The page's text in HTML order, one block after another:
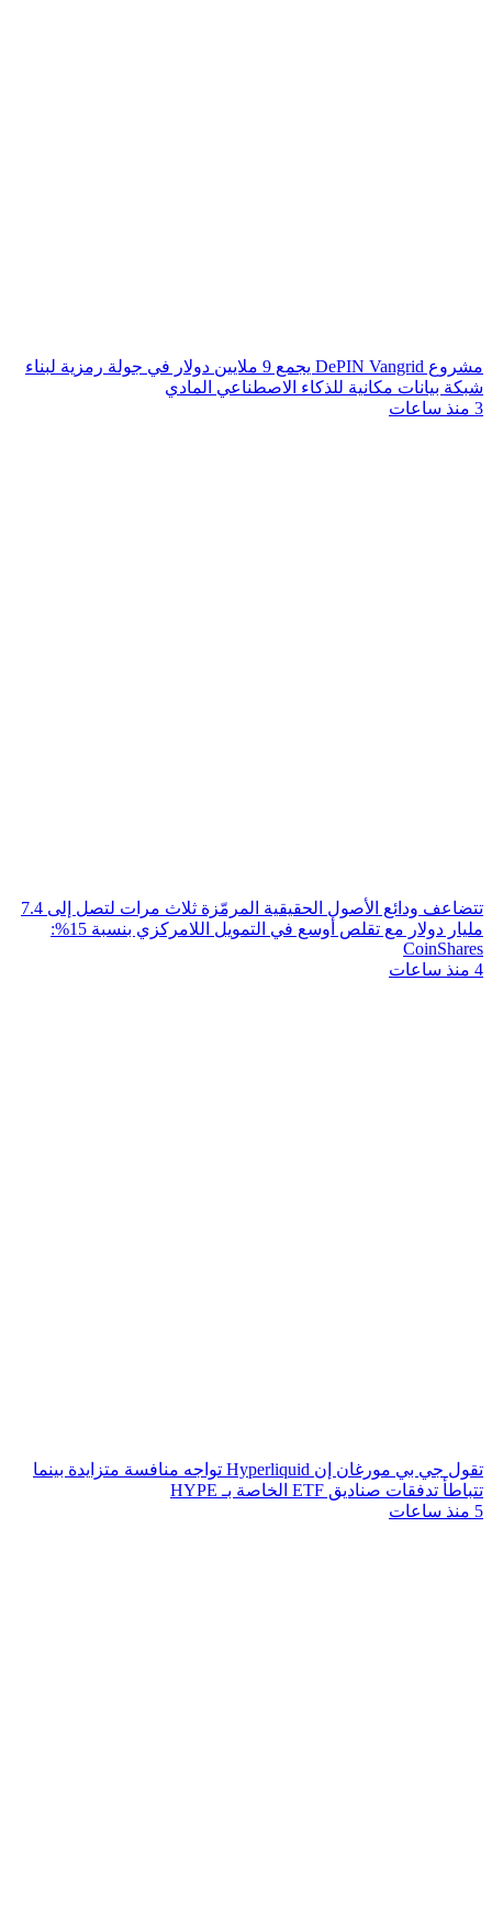
مشروع DePIN Vangrid يجمع 9 ملايين دولار في جولة رمزية لبناء
شبكة بيانات مكانية للذكاء الاصطناعي المادي
3 منذ ساعات
تتضاعف ودائع الأصول الحقيقية المرمّزة ثلاث مرات لتصل إلى 7.4
مليار دولار مع تقلص أوسع في التمويل اللامركزي بنسبة 15%:
CoinShares
4 منذ ساعات
تقول جي بي مورغان إن Hyperliquid تواجه منافسة متزايدة بينما
تتباطأ تدفقات صناديق ETF الخاصة بـ HYPE
5 منذ ساعات